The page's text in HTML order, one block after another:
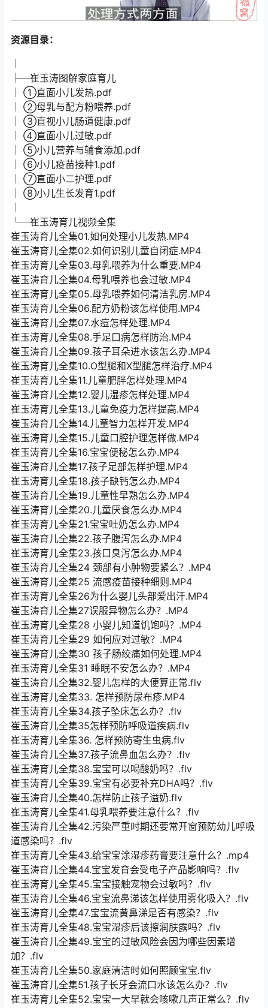
资源目录：
├─崔玉涛图解家庭育儿
│ ①直面小儿发热.pdf
│ ②母乳与配方粉喂养.pdf
│ ③直视小儿肠道健康.pdf
│ ④直面小儿过敏.pdf
│ ⑤小儿营养与辅食添加.pdf
│ ⑥小儿疫苗接种1.pdf
│ ⑦直面小二护理.pdf
│ ⑧小儿生长发育1.pdf
└─崔玉涛育儿视频全集
崔玉涛育儿全集01.如何处理小儿发热.MP4
崔玉涛育儿全集02.如何识别儿童自闭症.MP4
崔玉涛育儿全集03.母乳喂养为什么重要.MP4
崔玉涛育儿全集04.母乳喂养也会过敏.MP4
崔玉涛育儿全集05.母乳喂养如何清洁乳房.MP4
崔玉涛育儿全集06.配方奶粉该怎样使用.MP4
崔玉涛育儿全集07.水痘怎样处理.MP4
崔玉涛育儿全集08.手足口病怎样防治.MP4
崔玉涛育儿全集09.孩子耳朵进水该怎么办.MP4
崔玉涛育儿全集10.O型腿和X型腿怎样治疗.MP4
崔玉涛育儿全集11.儿童肥胖怎样处理.MP4
崔玉涛育儿全集12.婴儿湿疹怎样处理.MP4
崔玉涛育儿全集13.儿童免疫力怎样提高.MP4
崔玉涛育儿全集14.儿童智力怎样开发.MP4
崔玉涛育儿全集15.儿童口腔护理怎样做.MP4
崔玉涛育儿全集16.宝宝便秘怎么办.MP4
崔玉涛育儿全集17.孩子足部怎样护理.MP4
崔玉涛育儿全集18.孩子缺钙怎么办.MP4
崔玉涛育儿全集19.儿童性早熟怎么办.MP4
崔玉涛育儿全集20.儿童厌食怎么办.MP4
崔玉涛育儿全集21.宝宝吐奶怎么办.MP4
崔玉涛育儿全集22.孩子腹泻怎么办.MP4
崔玉涛育儿全集23.孩口臭泻怎么办.MP4
崔玉涛育儿全集24 颈部有小肿物要紧么？.MP4
崔玉涛育儿全集25 流感疫苗接种细则.MP4
崔玉涛育儿全集26为什么婴儿头部爱出汗.MP4
崔玉涛育儿全集27误服异物怎么办？.MP4
崔玉涛育儿全集28 小婴儿知道饥饱吗？.MP4
崔玉涛育儿全集29 如何应对过敏？.MP4
崔玉涛育儿全集30 孩子肠绞痛如何处理.MP4
崔玉涛育儿全集31 睡眠不安怎么办？.MP4
崔玉涛育儿全集32.婴儿怎样的大便算正常.flv
崔玉涛育儿全集33. 怎样预防尿布疹.MP4
崔玉涛育儿全集34.孩子坠床怎么办？.flv
崔玉涛育儿全集35怎样预防呼吸道疾病.flv
崔玉涛育儿全集36. 怎样预防寄生虫病.flv
崔玉涛育儿全集37.孩子流鼻血怎么办？.flv
崔玉涛育儿全集38.宝宝可以喝酸奶吗？.flv
崔玉涛育儿全集39.宝宝有必要补充DHA吗？.flv
崔玉涛育儿全集40.怎样防止孩子溢奶.flv
崔玉涛育儿全集41.母乳喂养要注意什么？.flv
崔玉涛育儿全集42.污染严重时期还要常开窗预防幼儿呼吸
道感染吗？.flv
崔玉涛育儿全集43.给宝宝涂湿疹药膏要注意什么？.mp4
崔玉涛育儿全集44.宝宝发育会受电子产品影响吗？.flv
崔玉涛育儿全集45.宝宝接触宠物会过敏吗？.flv
崔玉涛育儿全集46.宝宝流鼻涕该怎样使用雾化吸入？.flv
崔玉涛育儿全集47.宝宝流黄鼻涕是否有感染？.flv
崔玉涛育儿全集48.宝宝湿疹后该擦润肤露吗？.flv
崔玉涛育儿全集49.宝宝的过敏风险会因为哪些因素增
加？.flv
崔玉涛育儿全集50.家庭清洁时如何照顾宝宝.flv
崔玉涛育儿全集51.孩子长牙会流口水该怎么办？.flv
崔玉涛育儿全集52.宝宝一大早就会咳嗽几声正常么？.flv